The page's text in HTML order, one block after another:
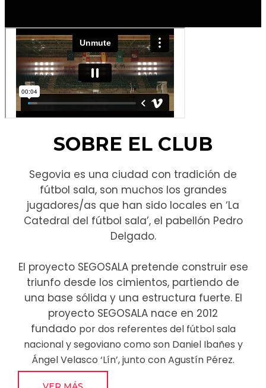
SOBRE EL CLUB
Segovia es una ciudad con tradición de
fútbol sala, son muchos los grandes
jugadores/as que han sido locales en ‘La
Catedral del fútbol sala’, el pabellón Pedro
Delgado.
El proyecto SEGOSALA pretende construir ese
triunfo desde los cimientos, partiendo de
una base sólida y una estructura fuerte. El
proyecto SEGOSALA nace en 2012
fundado por dos referentes del fútbol sala
nacional y segoviano como son Daniel Ibañes y
Ángel Velasco ‘Lín’, junto con Agustín Pérez.